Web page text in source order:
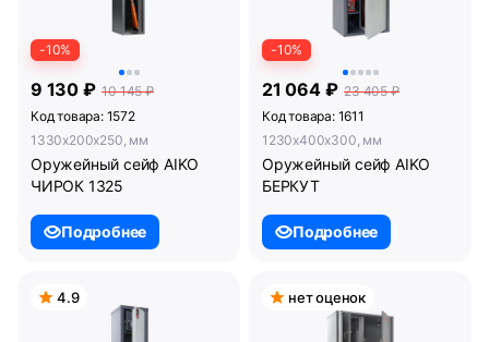
-10%
9 130 ₽ 10 145 ₽
Код товара: 1572
1330x200x250, мм
Оружейный сейф AIKO
ЧИРОК 1325
Подробнее
-10%
21 064 ₽ 23 405 ₽
Код товара: 1611
1230x400x300, мм
Оружейный сейф AIKO
БЕРКУТ
Подробнее
4.9 нет оценок